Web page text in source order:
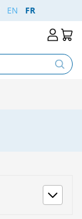
EN FR